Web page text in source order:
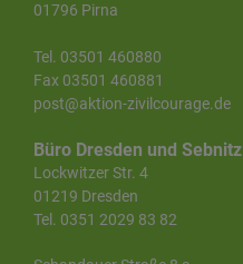
01796 Pirna
Tel. 03501 460880
Fax 03501 460881
post@aktion-zivilcourage.de
Büro Dresden und Sebnitz
Lockwitzer Str. 4
01219 Dresden
Tel. 0351 2029 83 82